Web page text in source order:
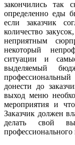
закончились так
определенно еды
если заказчик
количество
неприятным
некоторый
ситуации и
выделяемый
донести до
выход меню
мероприятия и
Заказчик должен
делать свой
профессионального